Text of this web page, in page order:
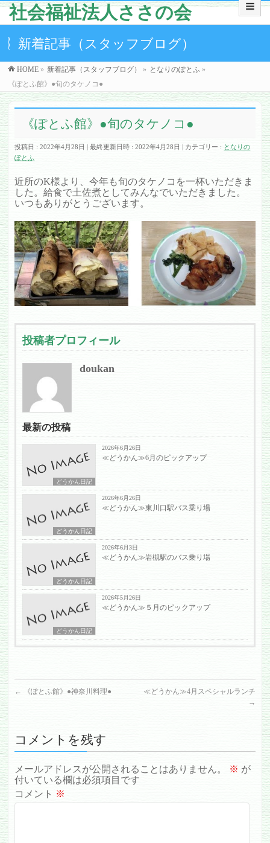
社会福祉法人ささの会
新着記事（スタッフブログ）
HOME » 新着記事（スタッフブログ） » となりのぽとふ »
《ぽとふ館》●旬のタケノコ●
《ぽとふ館》●旬のタケノコ●
投稿日 : 2022年4月28日 最終更新日時 : 2022年4月28日 カテゴリー : となりの
ぽとふ
近所のK様より、今年も旬のタケノコを一杯いただきま
した。給食で土佐煮としてみんなでいただきました。
いつもありがとうございます。
投稿者プロフィール
doukan
最新の投稿
どうかん日記
2026年6月26日
≪どうかん≫6月のピックアップ
どうかん日記
2026年6月26日
≪どうかん≫東川口駅バス乗り場
どうかん日記
2026年6月3日
≪どうかん≫岩槻駅のバス乗り場
どうかん日記
2026年5月26日
≪どうかん≫５月のピックアップ
← 《ぽとふ館》●神奈川料理●
≪どうかん≫4月スペシャルランチ
→
コメントを残す
メールアドレスが公開されることはありません。 ※ が
付いている欄は必須項目です
コメント ※